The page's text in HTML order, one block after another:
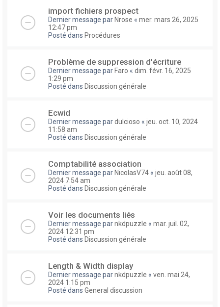
import fichiers prospect
Dernier message par Nrose « mer. mars 26, 2025
12:47 pm
Posté dans Procédures
Problème de suppression d'écriture
Dernier message par Faro « dim. févr. 16, 2025
1:29 pm
Posté dans Discussion générale
Ecwid
Dernier message pardulcioso « jeu. oct. 10, 2024
11:58 am
Posté dans Discussion générale
Comptabilité association
Dernier message par NicolasV74 « jeu. août 08,
2024 7:54 am
Posté dans Discussion générale
Voir les documents liés
Dernier message parnkdpuzzle « mar. juil. 02,
2024 12:31 pm
Posté dans Discussion générale
Length & Width display
Dernier message parnkdpuzzle « ven. mai 24,
2024 1:15 pm
Posté dans General discussion